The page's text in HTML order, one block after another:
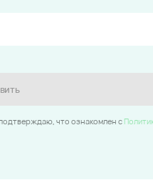
что ознакомлен c